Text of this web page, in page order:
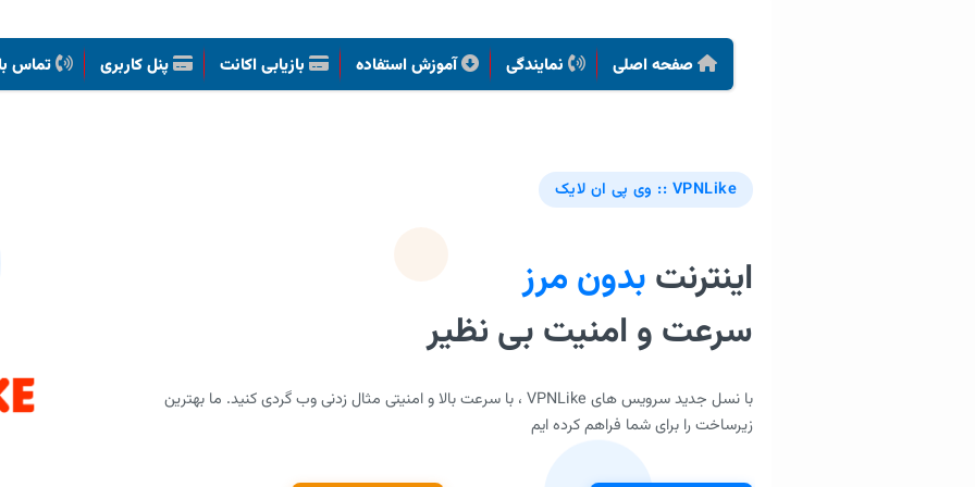
صفحه اصلی نمایندگی آموزش استفاده بازیابی اکانت پنل کاربری تماس
VPNLike :: وی پی ان لایک
اینترنت بدون مرز
سرعت و امنیت بی نظیر
با نسل جدید سرویس های VPNLike ، با سرعت بالا و امنیتی مثال زدنی وب گردی کنید. ما بهترین
زیرساخت را برای شما فراهم کرده ایم